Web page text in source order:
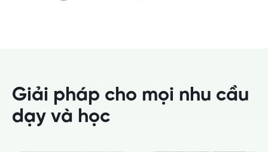
Giải pháp cho mọi nhu cầu
dạy và học